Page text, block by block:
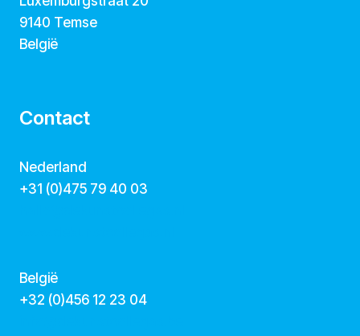
9140 Temse
België
Contact
Nederland
+31 (0)475 79 40 03
België
‭+32 (0)456 12 23 04‬